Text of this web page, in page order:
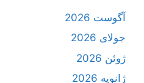
آگوست 2026
جولای 2026
ژوئن 2026
ژانویه 2026